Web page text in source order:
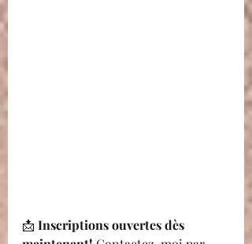
📩 Inscriptions ouvertes dès